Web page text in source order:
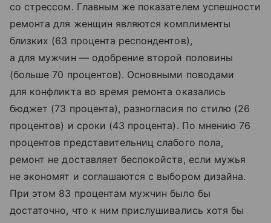
со стрессом. Главным же показателем успешности
ремонта для женщин являются комплименты
близких (63 процента респондентов),
а для мужчин — одобрение второй половины
(больше 70 процентов). Основными поводами
для конфликта во время ремонта оказались
бюджет (73 процента), разногласия по стилю (26
процентов) и сроки (43 процента). По мнению 76
процентов представительниц слабого пола,
ремонт не доставляет беспокойств, если мужья
не экономят и соглашаются с выбором дизайна.
При этом 83 процентам мужчин было бы
достаточно, что к ним прислушивались хотя бы